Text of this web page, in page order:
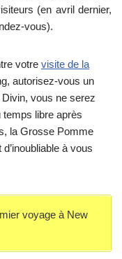
(en avril dernier,
vous).
votre visite de la
autorisez-vous un
vous ne serez
temps libre après
la Grosse Pomme
à vous
voyage à New